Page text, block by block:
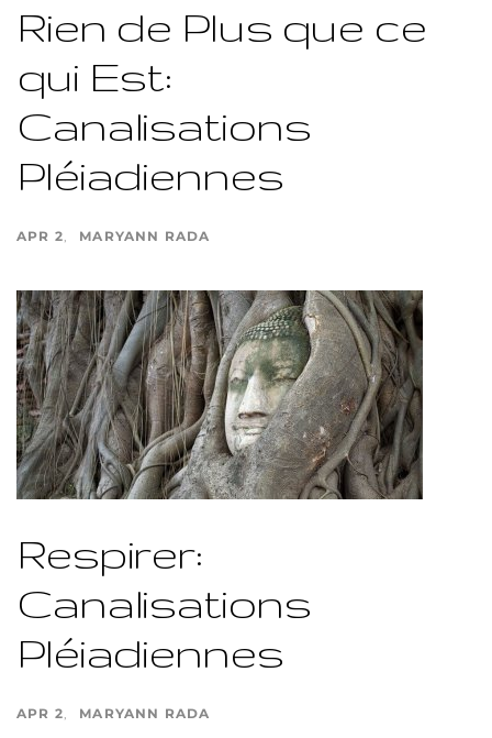
Rien de Plus que ce
qui Est:
Canalisations
Pléiadiennes
APR 2 MARYANN RADA
Respirer:
Canalisations
Pléiadiennes
APR 2 MARYANN RADA